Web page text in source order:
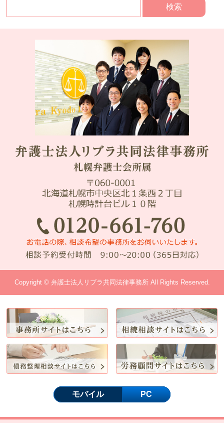
Copyright © 弁護士法人リブラ共同法律事務所 All Rights Reserved.
モバイル PC